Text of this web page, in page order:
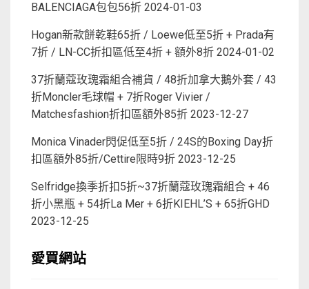
BALENCIAGA包包56折 2024-01-03
Hogan新款餅乾鞋65折 / Loewe低至5折 + Prada有
7折 / LN-CC折扣區低至4折 + 額外8折 2024-01-02
37折蘭蔻玫瑰霜組合補貨 / 48折加拿大鵝外套 / 43
折Moncler毛球帽 + 7折Roger Vivier /
Matchesfashion折扣區額外85折 2023-12-27
Monica Vinader閃促低至5折 / 24S的Boxing Day折
扣區額外85折/Cettire限時9折 2023-12-25
Selfridge換季折扣5折~37折蘭蔻玫瑰霜組合 + 46
折小黑瓶 + 54折La Mer + 6折KIEHL’S + 65折GHD
2023-12-25
愛買網站